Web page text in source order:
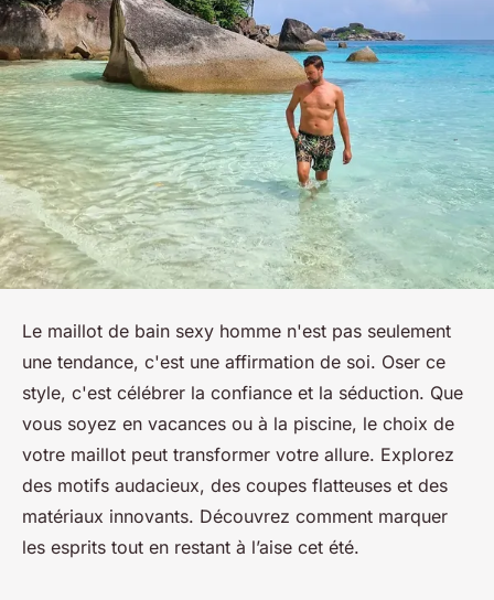
Le maillot de bain sexy homme n'est pas seulement
une tendance, c'est une affirmation de soi. Oser ce
style, c'est célébrer la confiance et la séduction. Que
vous soyez en vacances ou à la piscine, le choix de
votre maillot peut transformer votre allure. Explorez
des motifs audacieux, des coupes flatteuses et des
matériaux innovants. Découvrez comment marquer
les esprits tout en restant à l’aise cet été.